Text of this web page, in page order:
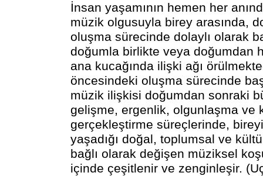
İnsan yaşamının hemen her
müzik olgusuyla birey arasında,
oluşma sürecinde dolaylı olarak
doğumla birlikte veya doğumdan
ana kucağında ilişki ağı
öncesindeki oluşma sürecinde
müzik ilişkisi doğumdan sonraki
gelişme, ergenlik, olgunlaşma ve
gerçekleştirme süreçlerinde,
yaşadığı doğal, toplumsal ve
bağlı olarak değişen müziksel
içinde çeşitlenir ve zenginleşir.